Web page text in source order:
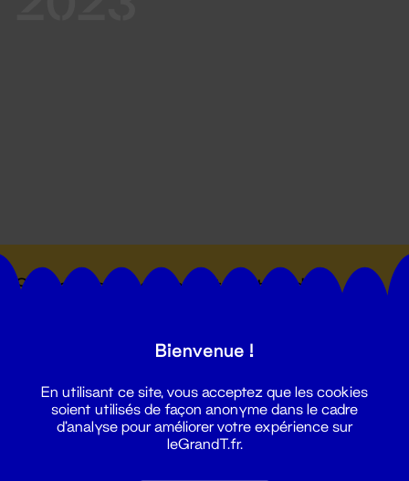
Suivez toutes les actualités du
Bienvenue !
En utilisant ce site, vous acceptez que les cookies
soient utilisés de façon anonyme dans le cadre
d'analyse pour améliorer votre expérience sur
leGrandT.fr.